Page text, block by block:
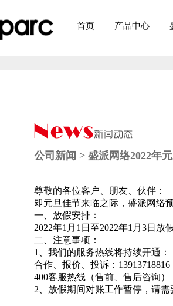
首页 产品中心
公司新闻 > 盛派网络2022年
尊敬的各位客户、朋友、伙伴：
即元旦佳节来临之际，盛派网络
一、放假安排：
2022年1月1日至2022年1月3日放
二、注意事项：
1、我们的服务热线将持续开通：
合作、报价、投诉：13913718816
400客服热线（售前、售后咨询）
2、放假期间对账工作暂停，请